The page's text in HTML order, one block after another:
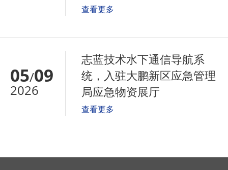
查看更多
05/09
2026
志蓝技术水下通信导航系
统，入驻大鹏新区应急管理
局应急物资展厅
查看更多